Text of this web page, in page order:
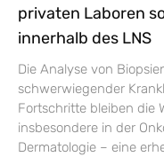
privaten Laboren
innerhalb des LNS
Die Analyse von
schwerwiegender
Fortschritte bleiben die
insbesondere in der
Dermatologie – eine